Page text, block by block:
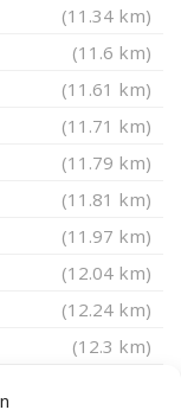
(11.34 km)
(11.6 km)
(11.61 km)
(11.71 km)
(11.79 km)
(11.81 km)
(11.97 km)
(12.04 km)
(12.24 km)
(12.3 km)